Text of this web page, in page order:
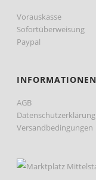
Vorauskasse
Sofortüberweisung
Paypal
INFORMATIONEN
AGB
Datenschutzerklärung
Versandbedingungen